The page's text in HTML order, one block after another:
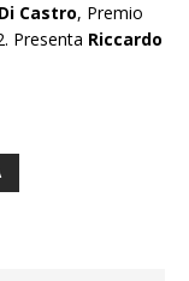
Castro, Premio
Presenta Riccardo